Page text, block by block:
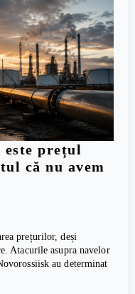
este prețul
că nu avem
prețurilor, deși
Atacurile asupra navelor
au determinat